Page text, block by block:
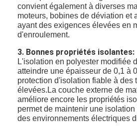
convient également à diverses
moteurs, bobines de déviation et
ayant des exigences élevées en
d'enroulement.
3. Bonnes propriétés isolantes:
L'isolation en polyester modifiée
atteindre une épaisseur de 0,1 à
protection d'isolation fiable à des
élevées.La couche externe de
améliore encore les propriétés
permet de maintenir une
des environnements électriques